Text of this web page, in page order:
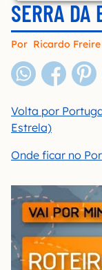
SERRA DA
Por Ricardo Freire
Volta por
Estrela)
Onde ficar no